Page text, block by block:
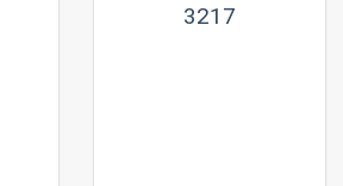
3217